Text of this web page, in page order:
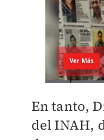
En tanto,
del INAH,